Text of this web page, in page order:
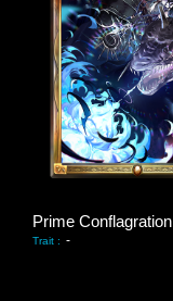
Prime Conflagration
Trait : -